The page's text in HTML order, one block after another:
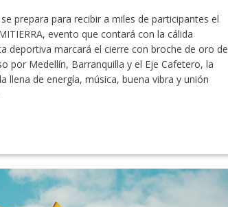
prepara para recibir a miles de participantes el
evento que contará con la cálida
deportiva marcará el cierre con broche de oro de
por Medellín, Barranquilla y el Eje Cafetero, la
llena de energía, música, buena vibra y unión